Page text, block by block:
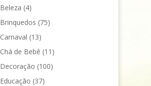
Beleza (4)
Brinquedos (75)
Carnaval (13)
Chá de Bebê (11)
Decoração (100)
Educação (37)